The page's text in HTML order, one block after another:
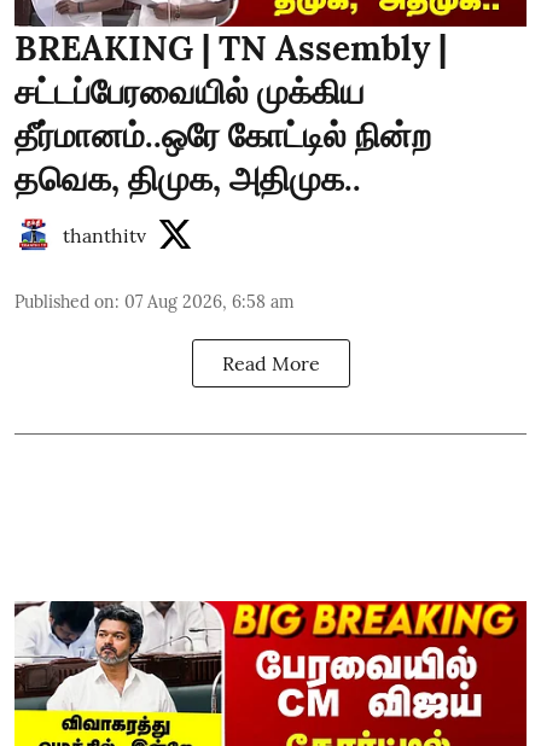
BREAKING | TN Assembly |
சட்டப்பேரவையில் முக்கிய
தீர்மானம்..ஒரே கோட்டில் நின்ற
தவெக, திமுக, அதிமுக..
thanthitv
Published on: 07 Aug 2026, 6:58 am
Read More